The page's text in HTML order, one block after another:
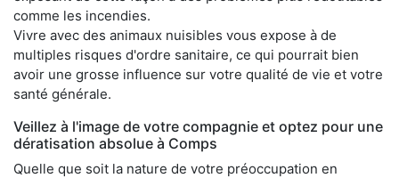
comme les incendies.
Vivre avec des animaux nuisibles vous expose à de
multiples risques d'ordre sanitaire, ce qui pourrait bien
avoir une grosse influence sur votre qualité de vie et votre
santé générale.
Veillez à l'image de votre compagnie et optez pour une
dératisation absolue à Comps
Quelle que soit la nature de votre préoccupation en